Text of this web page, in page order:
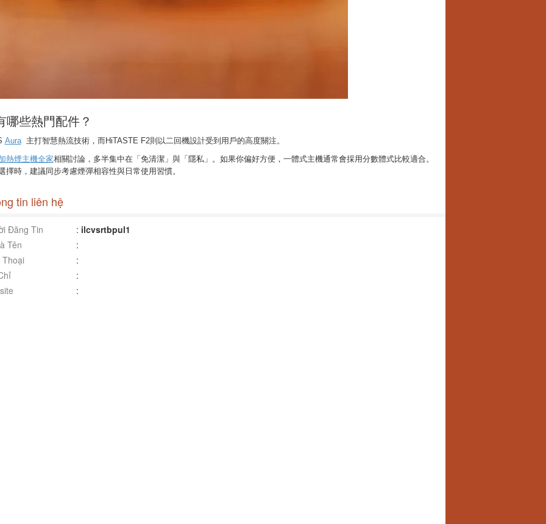
哪些熱門配件？
Aura
主打智慧熱流技術，而HiTASTE F2則以二回機設計受到用戶的高度關注。
熱煙主機全家相關討論，多半集中在「免清潔」與「隱私」。如果你偏好方便，一體式主機通常會採用分數體式比較適合。
擇時，建議同步考慮煙彈相容性與日常使用習慣。
tin liên hệ
Đăng Tin : ilcvsrtbpul1
Tên
:
:
:
: